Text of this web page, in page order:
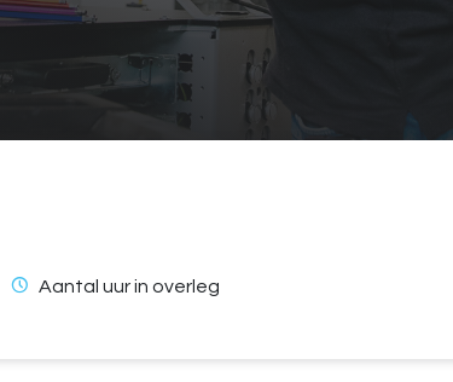
Aantal uur in overleg